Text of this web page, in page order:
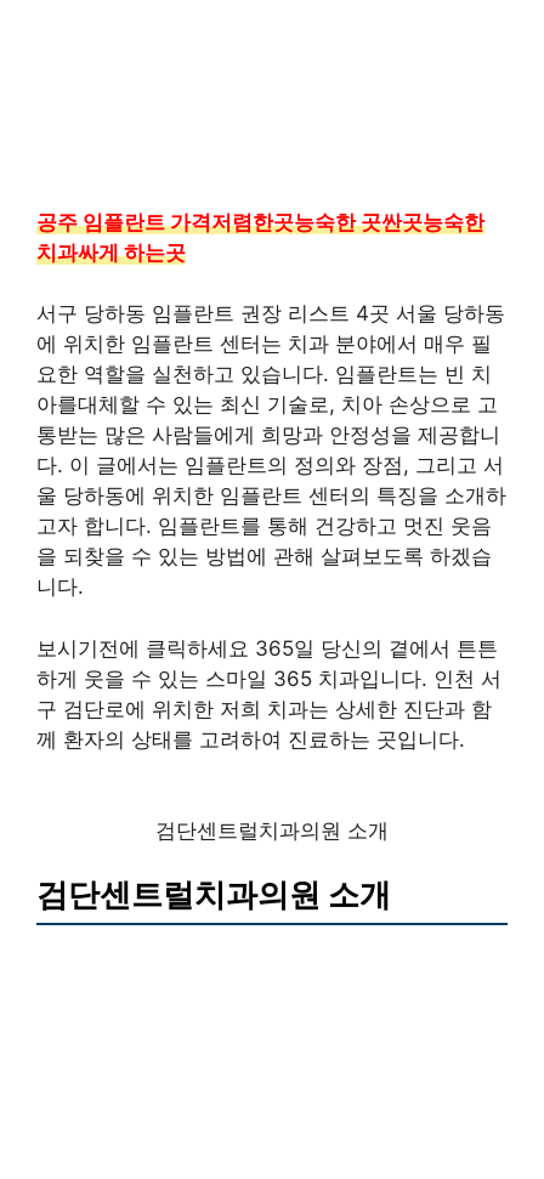
공주 임플란트 가격저렴한곳능숙한 곳싼곳능숙한
치과싸게 하는곳
서구 당하동 임플란트 권장 리스트 4곳 서울 당하동
에 위치한 임플란트 센터는 치과 분야에서 매우 필
요한 역할을 실천하고 있습니다. 임플란트는 빈 치
아를대체할 수 있는 최신 기술로, 치아 손상으로 고
통받는 많은 사람들에게 희망과 안정성을 제공합니
다. 이 글에서는 임플란트의 정의와 장점, 그리고 서
울 당하동에 위치한 임플란트 센터의 특징을 소개하
고자 합니다. 임플란트를 통해 건강하고 멋진 웃음
을 되찾을 수 있는 방법에 관해 살펴보도록 하겠습
니다.
보시기전에 클릭하세요 365일 당신의 곁에서 튼튼
하게 웃을 수 있는 스마일 365 치과입니다. 인천 서
구 검단로에 위치한 저희 치과는 상세한 진단과 함
께 환자의 상태를 고려하여 진료하는 곳입니다.
검단센트럴치과의원 소개
검단센트럴치과의원 소개